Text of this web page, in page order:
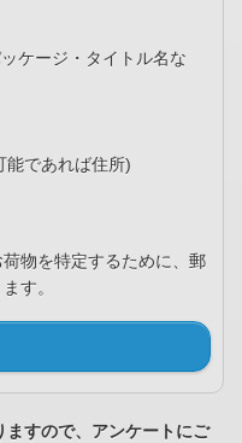
ケージ・タイトル名な
能であれば住所)
物を特定するために、郵
す。
すので、アンケートにご